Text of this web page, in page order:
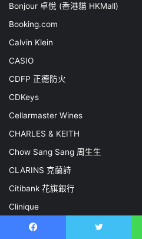
Bonjour 卓悅 (香港貓 HKMall)
Booking.com
Calvin Klein
CASIO
CDFP 正德防火
CDKeys
Cellarmaster Wines
CHARLES & KEITH
Chow Sang Sang 周生生
CLARINS 克蘭詩
Citibank 花旗銀行
Clinique
CMHK 中國移動